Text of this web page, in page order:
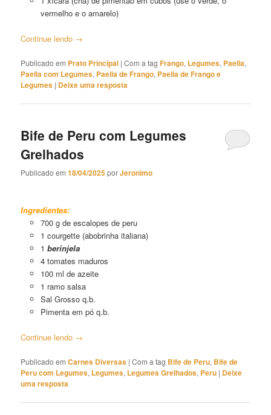
vermelho e o amarelo)
Continue lendo →
Publicado em Prato Principal |Com a tagFrango, Legumes, Paella,
Paella com Legumes, Paella de Frango, Paella de Frango e
Legumes | Deixe uma resposta
Bife de Peru com Legumes
Grelhados
Publicado em18/04/2025porJeronimo
Ingredientes:
700 g de escalopes de peru
1 courgette (abobrinha italiana)
1 berinjela
4 tomates maduros
100 ml de azeite
1 ramo salsa
Sal Grosso q.b.
Pimenta em pó q.b.
Continue lendo →
Publicado em Carnes Diversas |Com a tag Bife de Peru, Bife de
Peru com Legumes, Legumes, Legumes Grelhados, Peru | Deixe
uma resposta